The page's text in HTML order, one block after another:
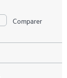
Comparer